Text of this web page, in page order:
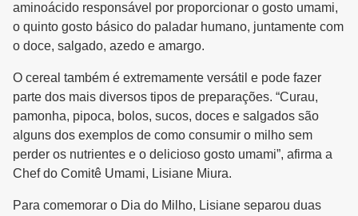
aminoácido responsável por proporcionar o gosto umami,
o quinto gosto básico do paladar humano, juntamente com
o doce, salgado, azedo e amargo.
O cereal também é extremamente versátil e pode fazer
parte dos mais diversos tipos de preparações. “Curau,
pamonha, pipoca, bolos, sucos, doces e salgados são
alguns dos exemplos de como consumir o milho sem
perder os nutrientes e o delicioso gosto umami”, afirma a
Chef do Comitê Umami, Lisiane Miura.
Para comemorar o Dia do Milho, Lisiane separou duas